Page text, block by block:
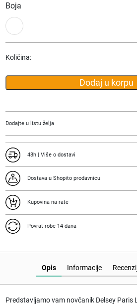
Boja
Količina:
Dodaj u korpu
Dodajte u listu želja
48h | Više o dostavi
Dostava u Shopito prodavnicu
Kupovina na rate
Povrat robe 14 dana
Opis Informacije
Predstavljamo vam novčanik Delsey Paris